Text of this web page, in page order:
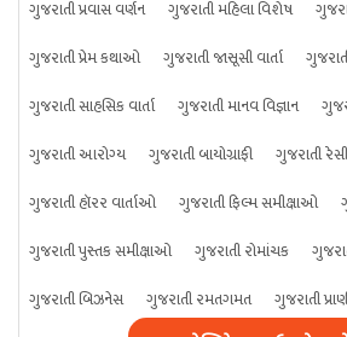
ગુજરાતી પ્રવાસ વર્ણન
ગુજરાતી મહિલા વિશેષ
ગુજરાતી પ્રેમ કથાઓ
ગુજરાતી જાસૂસી વાર્તા
ગુજરાતી સાહસિક વાર્તા
ગુજરાતી માનવ વિજ્ઞાન
ગુજરાતી આરોગ્ય
ગુજરાતી બાયોગ્રાફી ગુજરાતી
ગુજરાતી હૉરર વાર્તાઓ
ગુજરાતી ફિલ્મ સમીક્ષાઓ
ગુજરાતી પુસ્તક સમીક્ષાઓ
ગુજરાતી રોમાંચક
ગુજરાતી બિઝનેસ
ગુજરાતી રમતગમત
ગુજરાતી